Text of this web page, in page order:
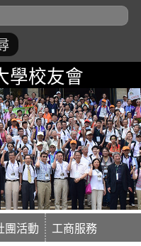
學校友會
團活動 工商服務